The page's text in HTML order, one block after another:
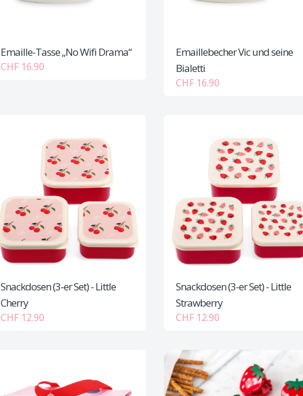
Emaille-Tasse „No Wifi Drama“
CHF 16.90
Emaillebecher Vic und seine
Bialetti
CHF 16.90
Snackdosen (3-er Set) - Little
Cherry
CHF 12.90
Snackdosen (3-er Set) - Little
Strawberry
CHF 12.90